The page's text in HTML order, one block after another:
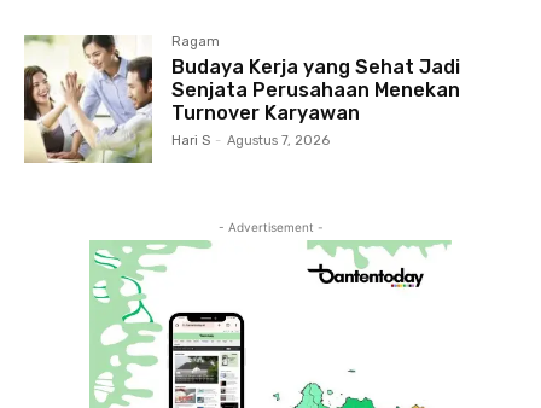
Ragam
Budaya Kerja yang Sehat Jadi
Senjata Perusahaan Menekan
Turnover Karyawan
Hari S - Agustus 7, 2026
- Advertisement -